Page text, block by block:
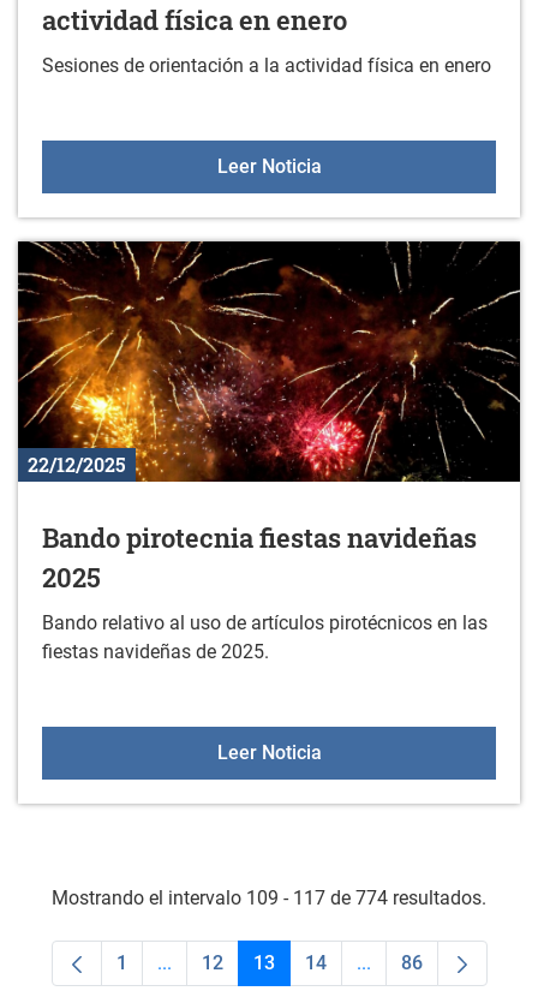
actividad física en enero
Sesiones de orientación a la actividad física en enero
Leer NoticiaSesiones de orientación
22/12/2025
Bando pirotecnia fiestas navideñas
2025
Bando relativo al uso de artículos pirotécnicos en las
fiestas navideñas de 2025.
Leer NoticiaBando pirotecnia fiestas
Mostrando el intervalo 109 - 117 de 774 resultados.
Página
1 ...Páginas intermedias Use TAB para
Página
12 Página
13 Página
14 ...PáginasPágina
86